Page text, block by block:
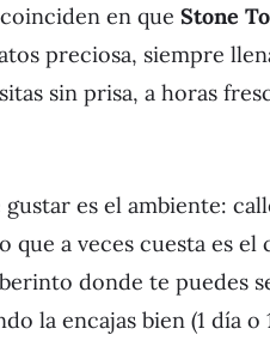
en que Stone
preciosa, siempre
sin prisa, a horas
gustar es el ambiente:
que a veces cuesta es
donde te puedes
la encajas bien (1 día